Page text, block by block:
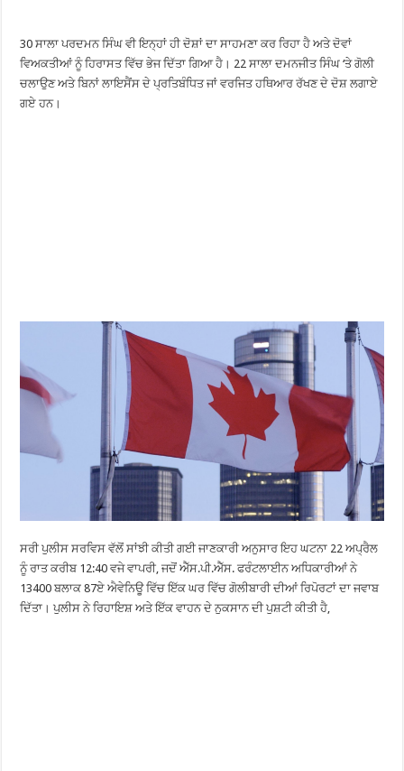
30 ਸਾਲਾ ਪਰਦਮਨ ਸਿੰਘ ਵੀ ਇਨ੍ਹਾਂ ਹੀ ਦੋਸ਼ਾਂ ਦਾ ਸਾਹਮਣਾ ਕਰ ਰਿਹਾ ਹੈ ਅਤੇ ਦੋਵਾਂ
ਵਿਅਕਤੀਆਂ ਨੂੰ ਹਿਰਾਸਤ ਵਿੱਚ ਭੇਜ ਦਿੱਤਾ ਗਿਆ ਹੈ। 22 ਸਾਲਾ ਦਮਨਜੀਤ ਸਿੰਘ ‘ਤੇ ਗੋਲੀ
ਚਲਾਉਣ ਅਤੇ ਬਿਨਾਂ ਲਾਇਸੈਂਸ ਦੇ ਪ੍ਰਤਿਬੰਧਿਤ ਜਾਂ ਵਰਜਿਤ ਹਥਿਆਰ ਰੱਖਣ ਦੇ ਦੋਸ਼ ਲਗਾਏ
ਗਏ ਹਨ।
ਸਰੀ ਪੁਲੀਸ ਸਰਵਿਸ ਵੱਲੋਂ ਸਾਂਝੀ ਕੀਤੀ ਗਈ ਜਾਣਕਾਰੀ ਅਨੁਸਾਰ ਇਹ ਘਟਨਾ 22 ਅਪ੍ਰੈਲ
ਨੂੰ ਰਾਤ ਕਰੀਬ 12:40 ਵਜੇ ਵਾਪਰੀ, ਜਦੋਂ ਐੱਸ.ਪੀ.ਐੱਸ. ਫਰੰਟਲਾਈਨ ਅਧਿਕਾਰੀਆਂ ਨੇ
13400 ਬਲਾਕ 87ਏ ਐਵੇਨਿਊ ਵਿੱਚ ਇੱਕ ਘਰ ਵਿੱਚ ਗੋਲੀਬਾਰੀ ਦੀਆਂ ਰਿਪੋਰਟਾਂ ਦਾ ਜਵਾਬ
ਦਿੱਤਾ। ਪੁਲੀਸ ਨੇ ਰਿਹਾਇਸ਼ ਅਤੇ ਇੱਕ ਵਾਹਨ ਦੇ ਨੁਕਸਾਨ ਦੀ ਪੁਸ਼ਟੀ ਕੀਤੀ ਹੈ,